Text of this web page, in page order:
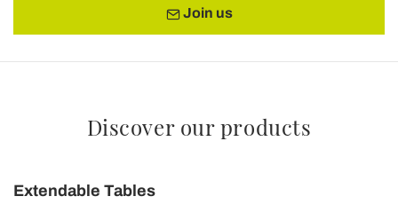
Join us
Discover our products
Extendable Tables